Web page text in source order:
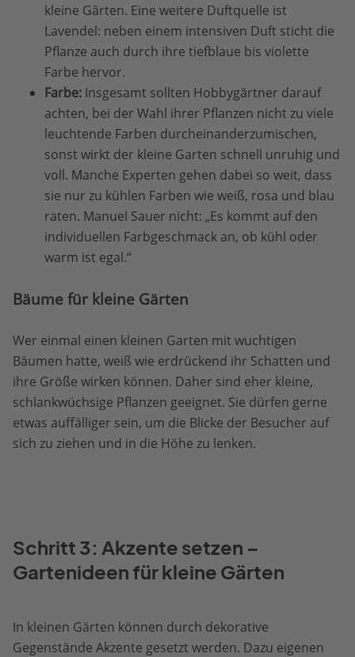
kleine Gärten. Eine weitere Duftquelle ist
Lavendel: neben einem intensiven Duft sticht die
Pflanze auch durch ihre tiefblaue bis violette
Farbe hervor.
Farbe: Insgesamt sollten Hobbygärtner darauf
achten, bei der Wahl ihrer Pflanzen nicht zu viele
leuchtende Farben durcheinanderzumischen,
sonst wirkt der kleine Garten schnell unruhig und
voll. Manche Experten gehen dabei so weit, dass
sie nur zu kühlen Farben wie weiß, rosa und blau
raten. Manuel Sauer nicht: „Es kommt auf den
individuellen Farbgeschmack an, ob kühl oder
warm ist egal.“
Bäume für kleine Gärten
Wer einmal einen kleinen Garten mit wuchtigen
Bäumen hatte, weiß wie erdrückend ihr Schatten und
ihre Größe wirken können. Daher sind eher kleine,
schlankwüchsige Pflanzen geeignet. Sie dürfen gerne
etwas auffälliger sein, um die Blicke der Besucher auf
sich zu ziehen und in die Höhe zu lenken.
Schritt 3: Akzente setzen –
Gartenideen für kleine Gärten
In kleinen Gärten können durch dekorative
Gegenstände Akzente gesetzt werden. Dazu eigenen